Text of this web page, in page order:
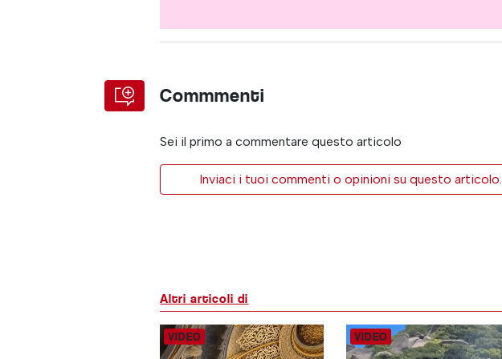
Commmenti
Sei il primo a commentare questo articolo
Inviaci i tuoi commenti o opinioni su questo articolo.
Altri articoli di